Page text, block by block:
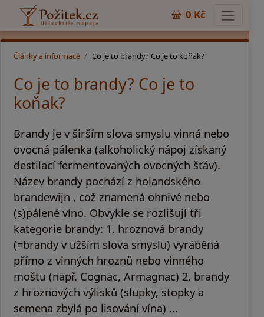
0 Kč
Články a informace Co je to brandy? Co je to koňak?
Co je to brandy? Co je to
koňak?
Brandy je v širším slova smyslu vinná nebo
ovocná pálenka (alkoholický nápoj získaný
destilací fermentovaných ovocných šťáv).
Název brandy pochází z holandského
brandewijn , což znamená ohnivé nebo
(s)pálené víno. Obvykle se rozlišují tři
kategorie brandy: 1. hroznová brandy
(=brandy v užším slova smyslu) vyráběná
přímo z vinných hroznů nebo vinného
moštu (např. Cognac, Armagnac) 2. brandy
z hroznových výlisků (slupky, stopky a
semena zbylá po lisování vína) ...